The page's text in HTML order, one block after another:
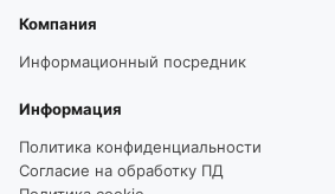
Компания
Информационный посредник
Информация
Политика конфиденциальности
Согласие на обработку ПД